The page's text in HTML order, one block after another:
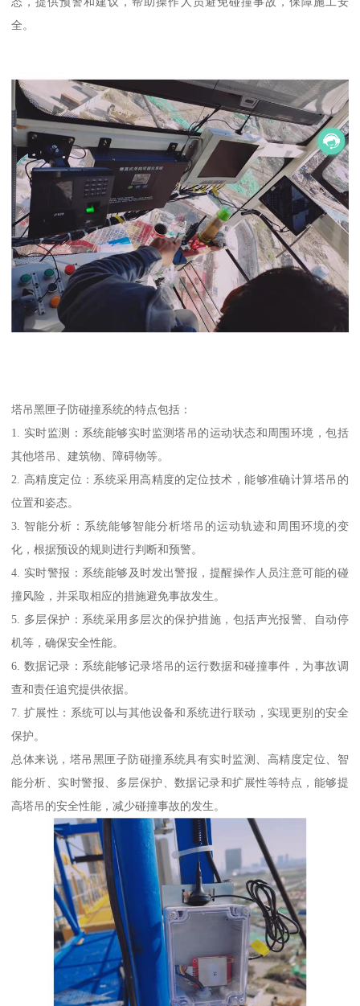
全。
塔吊黑匣子防碰撞系统的特点包括：
1. 实时监测：系统能够实时监测塔吊的运动状态和周围环境，包括
其他塔吊、建筑物、障碍物等。
2. 高精度定位：系统采用高精度的定位技术，能够准确计算塔吊的
位置和姿态。
3. 智能分析：系统能够智能分析塔吊的运动轨迹和周围环境的变
化，根据预设的规则进行判断和预警。
4. 实时警报：系统能够及时发出警报，提醒操作人员注意可能的碰
撞风险，并采取相应的措施避免事故发生。
5. 多层保护：系统采用多层次的保护措施，包括声光报警、自动停
机等，确保安全性能。
6. 数据记录：系统能够记录塔吊的运行数据和碰撞事件，为事故调
查和责任追究提供依据。
7. 扩展性：系统可以与其他设备和系统进行联动，实现更别的安全
保护。
总体来说，塔吊黑匣子防碰撞系统具有实时监测、高精度定位、智
能分析、实时警报、多层保护、数据记录和扩展性等特点，能够提
高塔吊的安全性能，减少碰撞事故的发生。